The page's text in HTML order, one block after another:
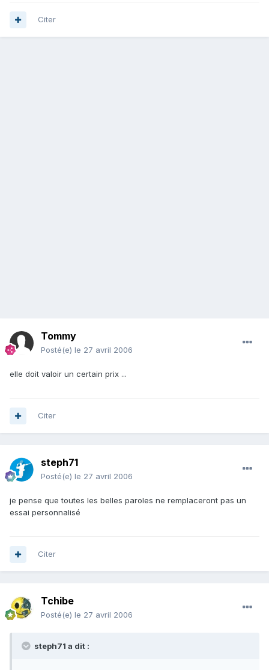
Citer
Tommy
Posté(e) le 27 avril 2006
elle doit valoir un certain prix ...
Citer
steph71
Posté(e) le 27 avril 2006
je pense que toutes les belles paroles ne remplaceront pas un
essai personnalisé
Citer
Tchibe
Posté(e) le 27 avril 2006
steph71 a dit :